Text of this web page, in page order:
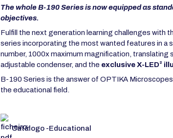
The whole B-190 Series is now equipped as
objectives.
Fulfill the next generation learning challenges with
series incorporating the most wanted features in a
number, 1000x maximum magnification, translating
adjustable condenser, and the exclusive X-LED²
B-190 Series is the answer of OPTIKA
the educational field.
Catálogo -Educational